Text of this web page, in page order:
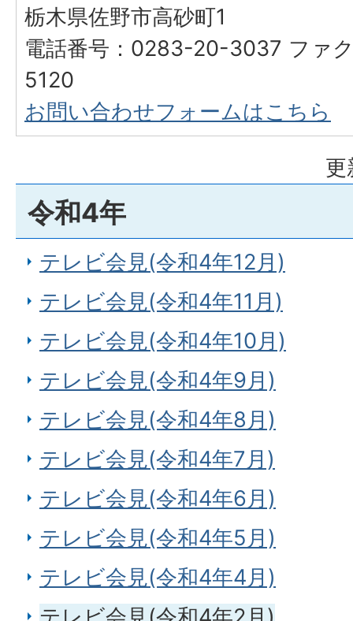
栃木県佐野市高砂町1
電話番号：0283-20-3037 ファ
5120
お問い合わせフォームはこちら
更
令和4年
テレビ会見(令和4年12月)
テレビ会見(令和4年11月)
テレビ会見(令和4年10月)
テレビ会見(令和4年9月)
テレビ会見(令和4年8月)
テレビ会見(令和4年7月)
テレビ会見(令和4年6月)
テレビ会見(令和4年5月)
テレビ会見(令和4年4月)